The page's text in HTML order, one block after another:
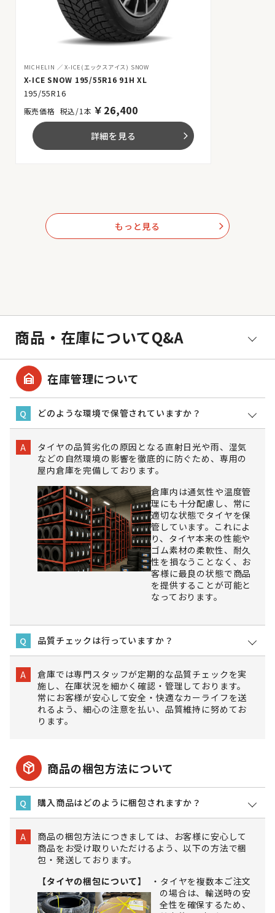
MICHELIN X-ICE(エックスアイス) SNOW
X-ICE SNOW 195/55R16 91H XL
195/55R16
税込/1本 ￥ 26,400
詳細を見る arrow_forward_ios
もっと見る arrow_forward_ios
商品・在庫についてQ&A
garage_home 在庫管理について
Q どのような環境で保管されていますか？
A
タイヤの品質劣化の原因となる直射日光や雨、湿気
などの自然環境の影響を徹底的に防ぐため、専用の
屋内倉庫を完備しております。
倉庫内は通気性や温度管
理にも十分配慮し、常に
適切な状態でタイヤを保
管しています。これによ
り、タイヤ本来の性能や
ゴム素材の柔軟性、耐久
性を損なうことなく、お
客様に最良の状態で商品
を提供することが可能と
なっております。
Q 品質チェックは行っていますか？
A
倉庫では専門スタッフが定期的な品質チェックを実
施し、在庫状況を細かく確認・管理しております。
常にお客様が安心して安全・快適なカーライフを送
れるよう、細心の注意を払い、品質維持に努めてお
ります。
package_2 商品の梱包方法について
Q 購入商品はどのように梱包されますか？
A
商品の梱包方法につきましては、お客様に安心して
商品をお受け取りいただけるよう、以下の方法で梱
包・発送しております。
【タイヤの梱包について】
タイヤを複数本ご注文
の場合は、輸送時の安
全性を確保するため、